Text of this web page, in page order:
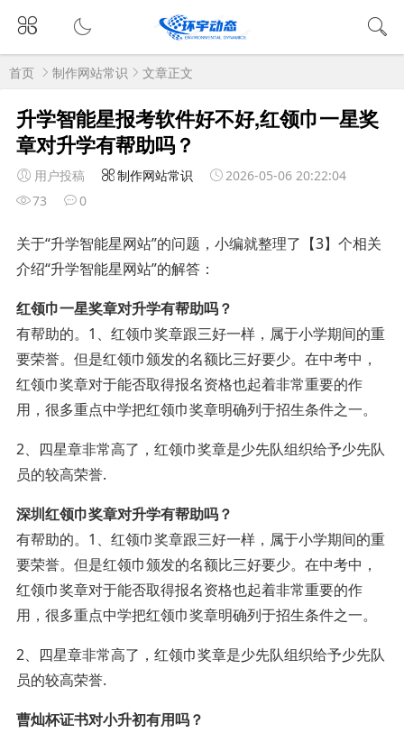
首页 制作网站常识 文章正文
升学智能星报考软件好不好,红领巾一星奖
章对升学有帮助吗？
用户投稿 制作网站常识
2026-05-06 20:22:04
73
0
关于“升学智能星网站”的问题，小编就整理了【3】个相关
介绍“升学智能星网站”的解答：
红领巾一星奖章对升学有帮助吗？
有帮助的。1、红领巾奖章跟三好一样，属于小学期间的重
要荣誉。但是红领巾颁发的名额比三好要少。在中考中，
红领巾奖章对于能否取得报名资格也起着非常重要的作
用，很多重点中学把红领巾奖章明确列于招生条件之一。
2、四星章非常高了，红领巾奖章是少先队组织给予少先队
员的较高荣誉.
深圳红领巾奖章对升学有帮助吗？
有帮助的。1、红领巾奖章跟三好一样，属于小学期间的重
要荣誉。但是红领巾颁发的名额比三好要少。在中考中，
红领巾奖章对于能否取得报名资格也起着非常重要的作
用，很多重点中学把红领巾奖章明确列于招生条件之一。
2、四星章非常高了，红领巾奖章是少先队组织给予少先队
员的较高荣誉.
曹灿杯证书对小升初有用吗？